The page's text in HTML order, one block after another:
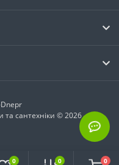
0 0 0
та сантехніки © 2026